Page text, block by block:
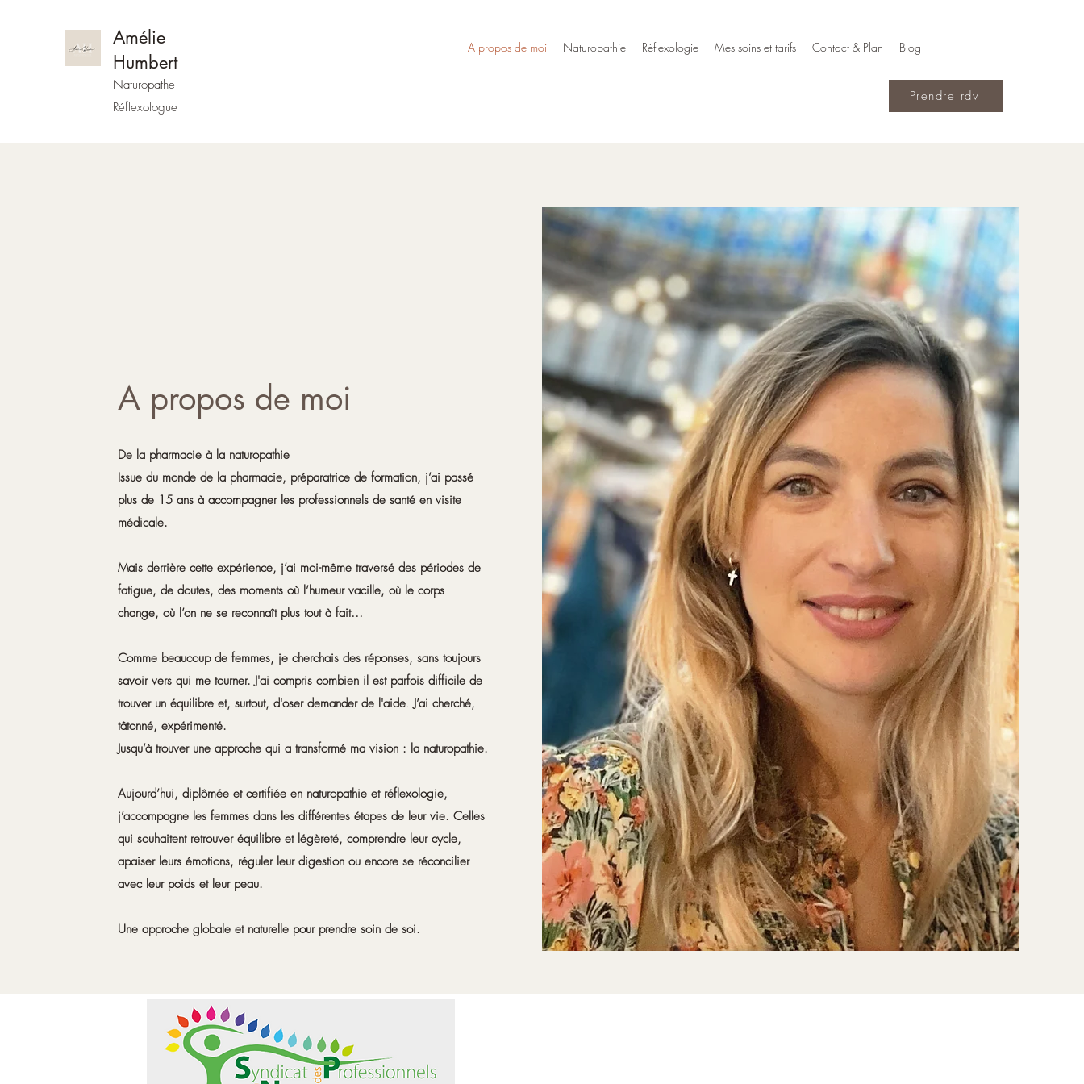
Amélie
Humbert
Naturopathe
Réflexologue
A propos de moi Naturopathie Réflexologie Mes soins et tarifs Contact & Plan Blog
Prendre rdv
A propos de moi
De la pharmacie à la naturopathie
Issue du monde de la pharmacie, préparatrice de formation, j’ai passé
plus de 15 ans à accompagner les professionnels de santé en visite
médicale.
Mais derrière cette expérience, j’ai moi-même traversé des périodes de
fatigue, de doutes, des moments où l’humeur vacille, où le corps
change, où l’on ne se reconnaît plus tout à fait…
Comme beaucoup de femmes, je cherchais des réponses, sans toujours
savoir vers qui me tourner.J'ai compris combien il est parfois difficile de
trouver un équilibre et, surtout, d'oser demander de l'aide.J’ai cherché,
tâtonné, expérimenté.
Jusqu’à trouver une approche qui a transformé ma vision : la naturopathie.
Aujourd’hui, diplômée et certifiée en naturopathie et réflexologie,
j’accompagne les femmes dans les différentes étapes de leur vie. Celles
qui souhaitent retrouver équilibre et légèreté, comprendre leur cycle,
apaiser leurs émotions, réguler leur digestion ou encore se réconcilier
avec leur poids et leur peau.
Une approche globale et naturelle pour prendre soin de soi.